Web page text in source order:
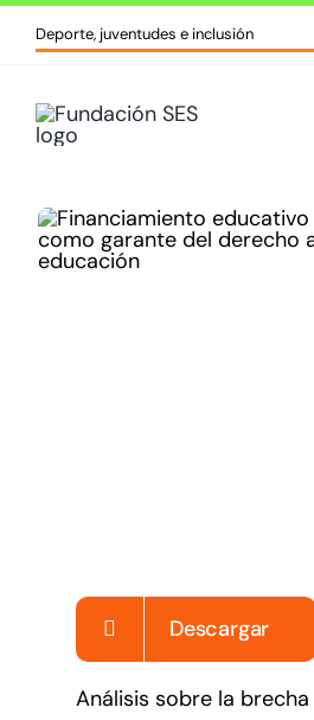
Skip
Deporte, juventudes e inclusión
Descargar
Análisis sobre la